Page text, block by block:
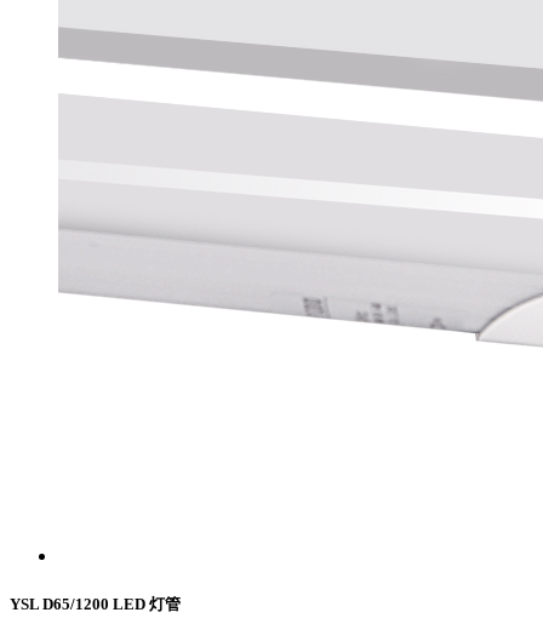
YSL D65/1200 LED 灯管